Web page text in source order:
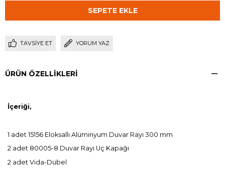
TAVSIYE ET YORUM YAZ
ÜRÜN ÖZELLIKLERI
İçeriği,
1 adet 15156 Eloksallı Alüminyum Duvar Rayı 300 mm
2 adet 80005-8 Duvar Rayı Uç Kapağı
2 adet Vida-Dübel